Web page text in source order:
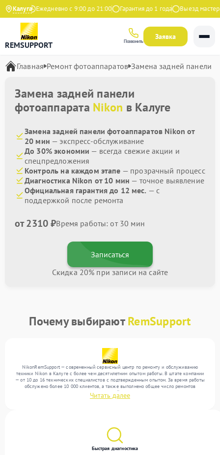
Калуга
Яндекс Ежедневно с 9:00 до 21:00 Гарантия до 1 года Выезд мастера
REMSUPPORT Позвонить
Заявка
Главная Ремонт фотоаппаратов Замена задней панели
Замена задней панели
фотоаппарата Nikon в Калуге
Замена задней панели фотоаппаратов Nikon от
20 мин — экспресс-обслуживание
До 30% экономии — всегда свежие акции и
спецпредложения
Контроль на каждом этапе — прозрачный процесс
Диагностика Nikon от 10 мин — точное выявление
Официальная гарантия до 12 мес. — с
поддержкой после ремонта
от 2310 ₽Время работы: от 30 мин
Записаться
Скидка 20% при записи на сайте
Почему выбираютRemSupport
NikonRemSupport — современный сервисный центр по ремонту и обслуживанию
техники Nikon в Калуге с более чем десятилетним опытом работы. В штате компании
— от 10 до 16 технических специалистов с подтвержденным опытом. За время работы
обслужено более 10 000 клиентов, а также выполнено общее число ремонтов
превысило 12 000. Ежемесячно в сервисный центр поступает свыше 300 единиц
техники, включая , , . Мы выполняем ремонт различного уровня сложности и
Читать далее
Быстрая диагностика